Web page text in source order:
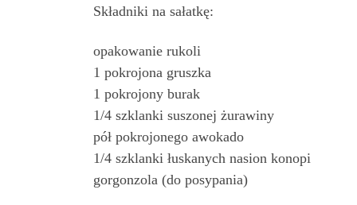
Składniki na sałatkę:
opakowanie rukoli
1 pokrojona gruszka
1 pokrojony burak
1/4 szklanki suszonej żurawiny
pół pokrojonego awokado
1/4 szklanki łuskanych nasion konopi
gorgonzola (do posypania)